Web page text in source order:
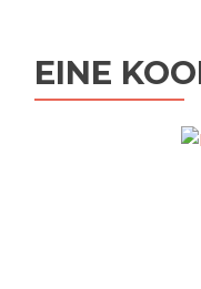
EINE